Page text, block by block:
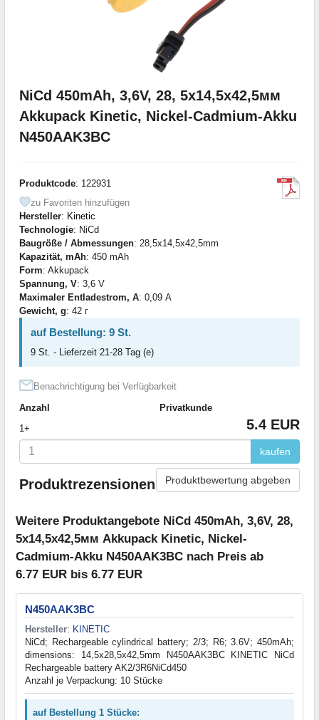
NiCd 450mAh, 3,6V, 28, 5x14,5x42,5мм
Akkupack Kinetic, Nickel-Cadmium-Akku
N450AAK3BC
Produktcode: 122931
zu Favoriten hinzufügen
Hersteller: Kinetic
Technologie: NiCd
Baugröße / Abmessungen: 28,5x14,5x42,5mm
Kapazität, mAh: 450 mAh
Form: Akkupack
Spannung, V: 3,6 V
Maximaler Entladestrom, A: 0,09 А
Gewicht, g: 42 г
auf Bestellung: 9 St.
9 St. - Lieferzeit 21-28 Tag (e)
Benachrichtigung bei Verfügbarkeit
Anzahl
Privatkunde
1+
5.4 EUR
kaufen
Produktrezensionen Produktbewertung abgeben
Weitere Produktangebote NiCd 450mAh, 3,6V, 28,
5x14,5x42,5мм Akkupack Kinetic, Nickel-
Cadmium-Akku N450AAK3BC nach Preis ab
6.77 EUR bis 6.77 EUR
N450AAK3BC
Hersteller: KINETIC
NiCd; Rechargeable cylindrical battery; 2/3; R6; 3.6V; 450mAh;
dimensions: 14,5x28,5x42,5mm N450AAK3BC KINETIC NiCd
Rechargeable battery AK2/3R6NiCd450
Anzahl je Verpackung: 10 Stücke
auf Bestellung 1 Stücke: